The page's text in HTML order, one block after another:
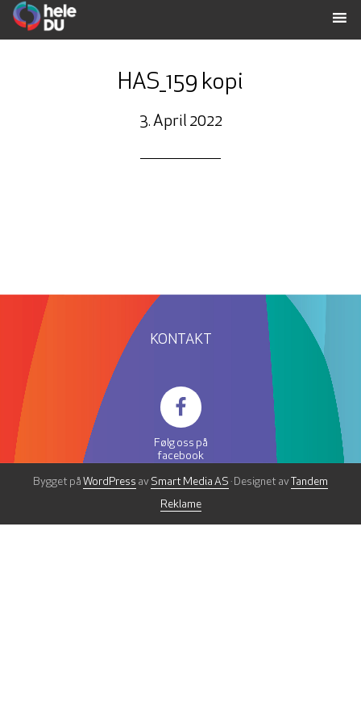
HAS_159 kopi
3. April 2022
KONTAKT
Følg oss på
facebook
Bygget på WordPress av Smart Media AS · Designet av Tandem
Reklame